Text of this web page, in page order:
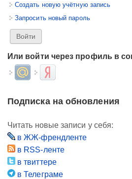
Создать новую учётную запись
Запросить новый пароль
Или войти через профиль в
Login with Mail.ruLogin with Яндекс
Подписка на обновления
Читать новые записи у себя:
в ЖЖ-френдленте
в RSS-ленте
в твиттере
в Телеграме